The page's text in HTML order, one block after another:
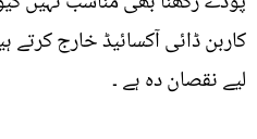
کاربن ڈائی آکسائیڈ خارج
لیے نقصان دہ ہے ۔